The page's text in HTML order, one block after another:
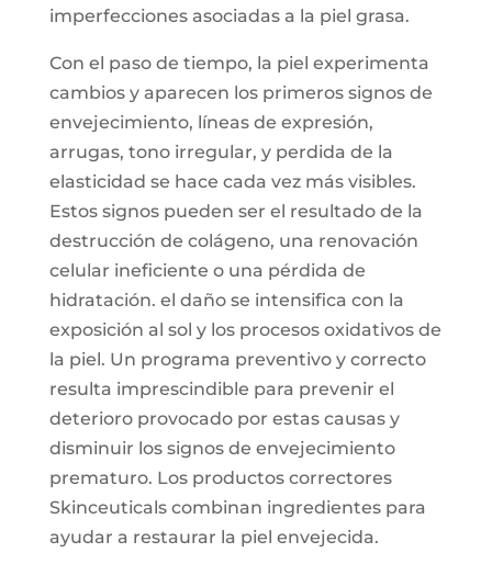
imperfecciones asociadas a la piel grasa.
Con el paso de tiempo, la piel experimenta
cambios y aparecen los primeros signos de
envejecimiento, líneas de expresión,
arrugas, tono irregular, y perdida de la
elasticidad se hace cada vez más visibles.
Estos signos pueden ser el resultado de la
destrucción de colágeno, una renovación
celular ineficiente o una pérdida de
hidratación. el daño se intensifica con la
exposición al sol y los procesos oxidativos de
la piel. Un programa preventivo y correcto
resulta imprescindible para prevenir el
deterioro provocado por estas causas y
disminuir los signos de envejecimiento
prematuro. Los productos correctores
Skinceuticals combinan ingredientes para
ayudar a restaurar la piel envejecida.